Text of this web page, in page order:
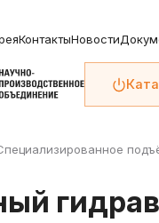
КонтактыНовости